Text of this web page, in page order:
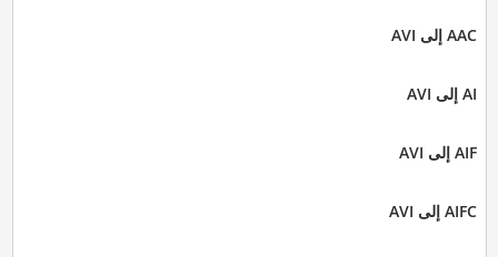
AAC إلى AVI
AI إلى AVI
AIF إلى AVI
AIFC إلى AVI